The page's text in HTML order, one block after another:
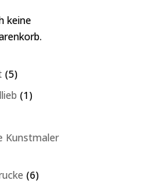
keine
55
Produkte
11
Produkte
Kunstmaler
66